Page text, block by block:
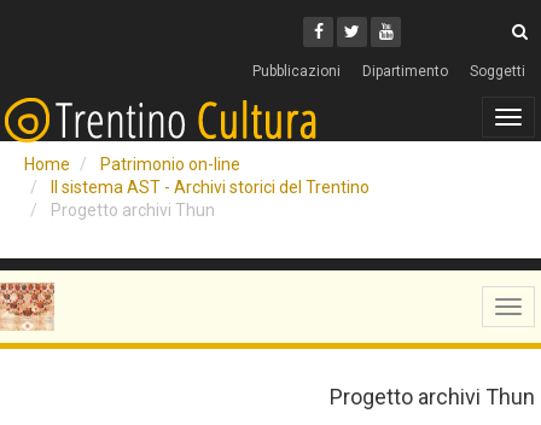
Facebook
Twitter
Youtube
Pubblicazioni Dipartimento Soggetti
Home
Patrimonio on-line
Il sistema AST - Archivi storici del Trentino
Progetto archivi Thun
Progetto archivi Thun